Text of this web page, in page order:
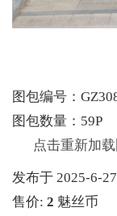
图包编号：
图包数量：59P
点击重新加载
发布于 2025-6-
售价: 2 魅丝币